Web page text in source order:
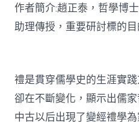
作者簡介:趙正泰，哲學博
助理傳授，重要研討標的
禮是貫穿儒學史的生涯實
卻在不斷變化，顯示出儒
中古以后出現了變經禮學